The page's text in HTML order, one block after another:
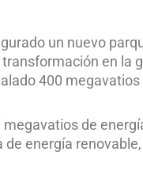
un nuevo
en la
400
de
energía